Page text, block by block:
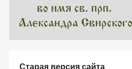
Старая версия сайта